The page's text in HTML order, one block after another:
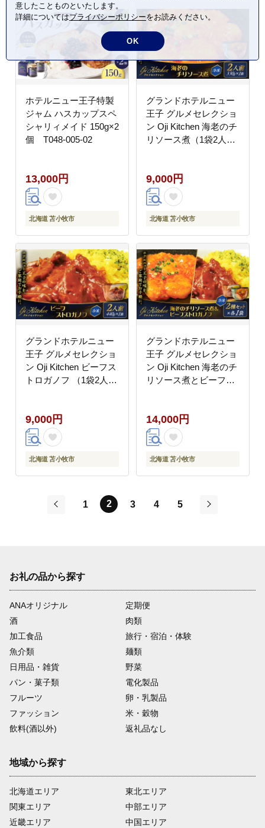
ホテルニュー王子特製
ジャム ハスカップスペ
シャリィメイド 150g×2
個 T048-005-02
13,000円
北海道 苫小牧市
グランドホテルニュー
王子 グルメセレクショ
ン Oji Kitchen 海老のチ
リソース煮（1袋2人
9,000円
北海道 苫小牧市
グランドホテルニュー
王子 グルメセレクショ
ン Oji Kitchen ビーフス
トロガノフ （1袋2人
9,000円
北海道 苫小牧市
グランドホテルニュー
王子 グルメセレクショ
ン Oji Kitchen 海老のチ
リソース煮とビーフス
T048-013-01
14,000円
北海道 苫小牧市
1 2 3 4
5
お礼の品から探す
ANAオリジナル
定期便
酒
肉類
加工食品
旅行・宿泊・体験
魚介類
麺類
日用品・雑貨
野菜
パン・菓子類
電化製品
フルーツ
卵・乳製品
ファッション
米・穀物
飲料(酒以外)
返礼品なし
地域から探す
北海道エリア
関東エリア
近畿エリア
東北エリア
中部エリア
中国エリア
意したことものといたします。
詳細についてはプライバシーポリシーをお読みください。
OK